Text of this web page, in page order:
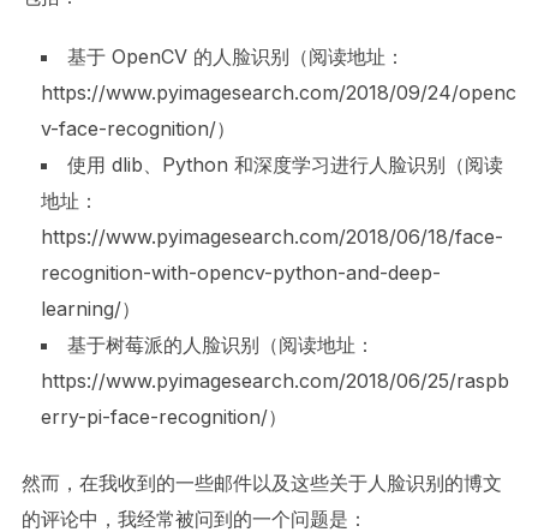
基于 OpenCV 的人脸识别（阅读地址：
https://www.pyimagesearch.com/2018/09/24/openc
v-face-recognition/）
使用 dlib、Python 和深度学习进行人脸识别（阅读
地址：
https://www.pyimagesearch.com/2018/06/18/face-
recognition-with-opencv-python-and-deep-
learning/）
基于树莓派的人脸识别（阅读地址：
https://www.pyimagesearch.com/2018/06/25/raspb
erry-pi-face-recognition/）
然而，在我收到的一些邮件以及这些关于人脸识别的博文
的评论中，我经常被问到的一个问题是：